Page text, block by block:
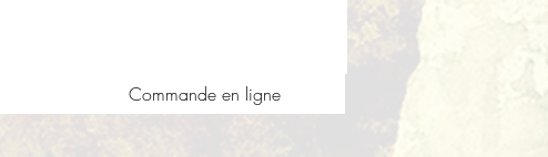
Commande en ligne